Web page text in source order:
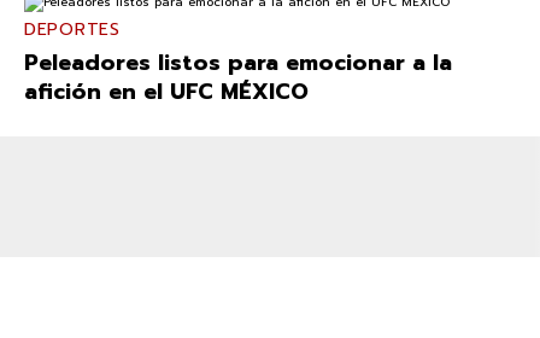
DEPORTES
Peleadores listos para emocionar a la
afición en el UFC MÉXICO